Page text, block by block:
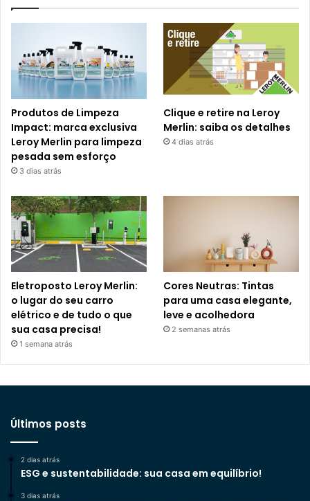
Produtos de Limpeza
Impact: marca exclusiva
Leroy Merlin para limpeza
pesada sem esforço
3 dias atrás
Clique e retire na Leroy
Merlin: saiba os detalhes
4 dias atrás
Eletroposto Leroy Merlin:
o lugar do seu carro
elétrico e de tudo o que
sua casa precisa!
1 semana atrás
Cores Neutras: Tintas
para uma casa elegante,
leve e acolhedora
2 semanas atrás
Últimos posts
2 dias atrás
ESG e sustentabilidade: sua casa em equilíbrio!
3 dias atrás